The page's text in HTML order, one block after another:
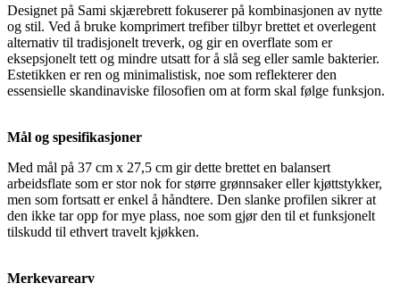
Designet på Sami skjærebrett fokuserer på kombinasjonen av nytte
og stil. Ved å bruke komprimert trefiber tilbyr brettet et overlegent
alternativ til tradisjonelt treverk, og gir en overflate som er
eksepsjonelt tett og mindre utsatt for å slå seg eller samle bakterier.
Estetikken er ren og minimalistisk, noe som reflekterer den
essensielle skandinaviske filosofien om at form skal følge funksjon.
Mål og spesifikasjoner
Med mål på 37 cm x 27,5 cm gir dette brettet en balansert
arbeidsflate som er stor nok for større grønnsaker eller kjøttstykker,
men som fortsatt er enkel å håndtere. Den slanke profilen sikrer at
den ikke tar opp for mye plass, noe som gjør den til et funksjonelt
tilskudd til ethvert travelt kjøkken.
Merkevarearv